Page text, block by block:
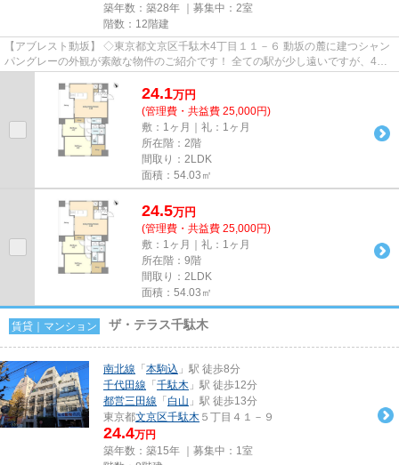
築年数：築28年 ｜募集中： 2室
階数：12階建
【アブレスト動坂】 ◇東京都文京区千駄木4丁目１１－６ 動坂の麓に建つシャン
パングレーの外観が素敵な物件のご紹介です！ 全ての駅が少し遠いですが、4駅5
24.1万円
(管理費・共益費 25,000円)
敷：1ヶ月｜礼：1ヶ月
所在階：2階
間取り：2LDK
面積：54.03㎡
24.5万円
(管理費・共益費 25,000円)
敷：1ヶ月｜礼：1ヶ月
所在階：9階
間取り：2LDK
面積：54.03㎡
賃貸｜マンション ザ・テラス千駄木
南北線 「 本駒込 」駅 徒歩8分
千代田線 「 千駄木 」駅 徒歩12分
都営三田線 「 白山 」駅 徒歩13分
東京都文京区千駄木 ５丁目４１－９
24.4万円
築年数：築15年 ｜募集中： 1室